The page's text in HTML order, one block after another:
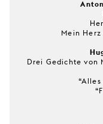
Mein Herz
Drei Gedichte von